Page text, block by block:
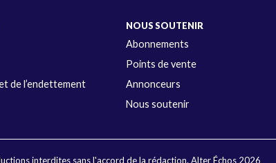
de l’endettement
NOUS SOUTENIR
Abonnements
Points de vente
Annonceurs
Nous soutenir
interdites sans l'accord de la rédaction. Alter Échos 2026